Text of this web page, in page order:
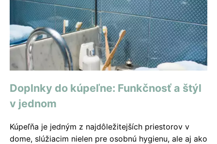
Doplnky do kúpeľne: Funkčnosť a štýl
v jednom
Kúpeľňa je jedným z najdôležitejších priestorov v
dome, slúžiacim nielen pre osobnú hygienu, ale aj ako